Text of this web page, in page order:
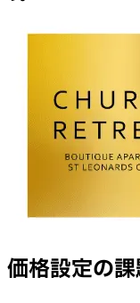
価格設定の